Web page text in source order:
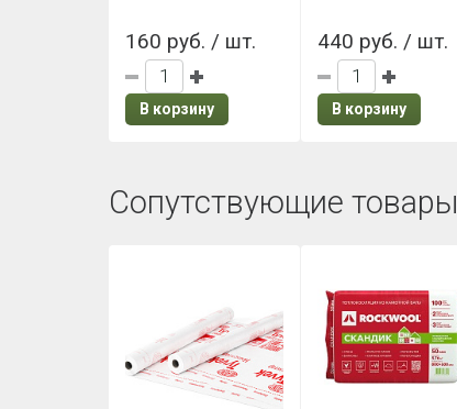
160 руб. / шт.
В корзину
440 руб. / шт.
В корзину
Сопутствующие товары